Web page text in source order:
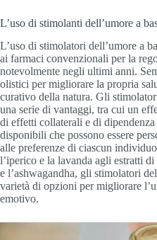
L’uso di stimolanti dell’umore a
L’uso di stimolatori dell’umore a
ai farmaci convenzionali per la
notevolmente negli ultimi anni.
olistici per migliorare la propria
curativo della natura. Gli
una serie di vantaggi, tra cui un
di effetti collaterali e di
disponibili che possono essere
alle preferenze di ciascun
l’iperico e la lavanda agli estratti
e l’ashwagandha, gli stimolatori
varietà di opzioni per migliorare
emotivo.